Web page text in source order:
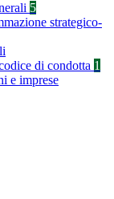
5
strategico-
di condotta 1
e imprese